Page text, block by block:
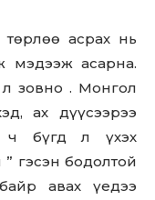
төрлөө асрах нь
мэдээж асарна.
зовно . Монгол
ах дүүсээрээ
ч бүгд л үхэх
” гэсэн бодолтой
авах үедээ